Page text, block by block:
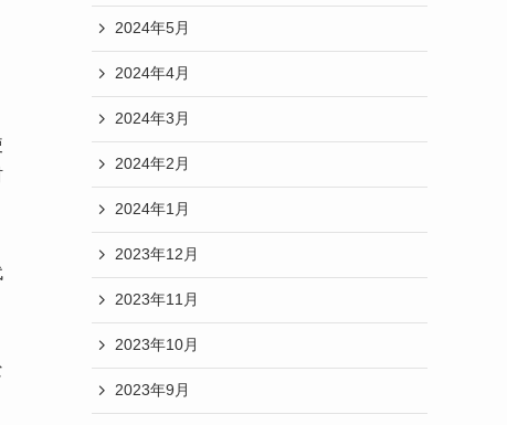
2024年5月
2024年4月
2024年3月
2024年2月
2024年1月
2023年12月
2023年11月
2023年10月
2023年9月